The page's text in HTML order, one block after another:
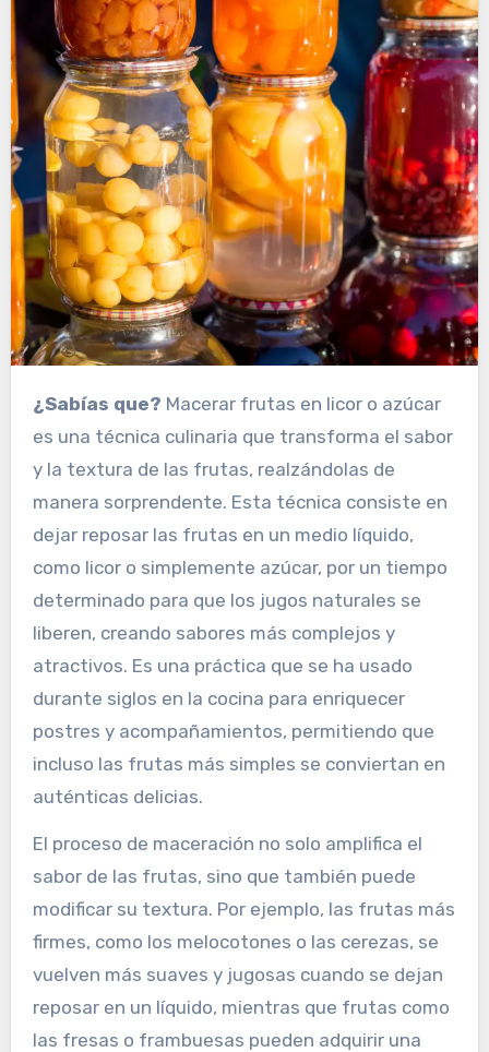
¿Sabías que? Macerar frutas en licor o azúcar
es una técnica culinaria que transforma el sabor
y la textura de las frutas, realzándolas de
manera sorprendente. Esta técnica consiste en
dejar reposar las frutas en un medio líquido,
como licor o simplemente azúcar, por un tiempo
determinado para que los jugos naturales se
liberen, creando sabores más complejos y
atractivos. Es una práctica que se ha usado
durante siglos en la cocina para enriquecer
postres y acompañamientos, permitiendo que
incluso las frutas más simples se conviertan en
auténticas delicias.
El proceso de maceración no solo amplifica el
sabor de las frutas, sino que también puede
modificar su textura. Por ejemplo, las frutas más
firmes, como los melocotones o las cerezas, se
vuelven más suaves y jugosas cuando se dejan
reposar en un líquido, mientras que frutas como
las fresas o frambuesas pueden adquirir una